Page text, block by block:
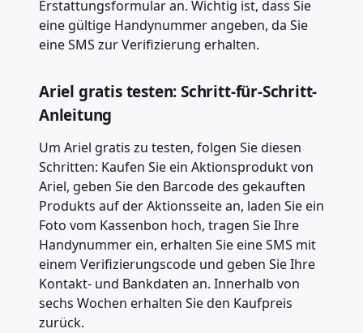
Erstattungsformular an. Wichtig ist, dass Sie
eine gültige Handynummer angeben, da Sie
eine SMS zur Verifizierung erhalten.
Ariel gratis testen: Schritt-für-Schritt-
Anleitung
Um Ariel gratis zu testen, folgen Sie diesen
Schritten: Kaufen Sie ein Aktionsprodukt von
Ariel, geben Sie den Barcode des gekauften
Produkts auf der Aktionsseite an, laden Sie ein
Foto vom Kassenbon hoch, tragen Sie Ihre
Handynummer ein, erhalten Sie eine SMS mit
einem Verifizierungscode und geben Sie Ihre
Kontakt- und Bankdaten an. Innerhalb von
sechs Wochen erhalten Sie den Kaufpreis
zurück.